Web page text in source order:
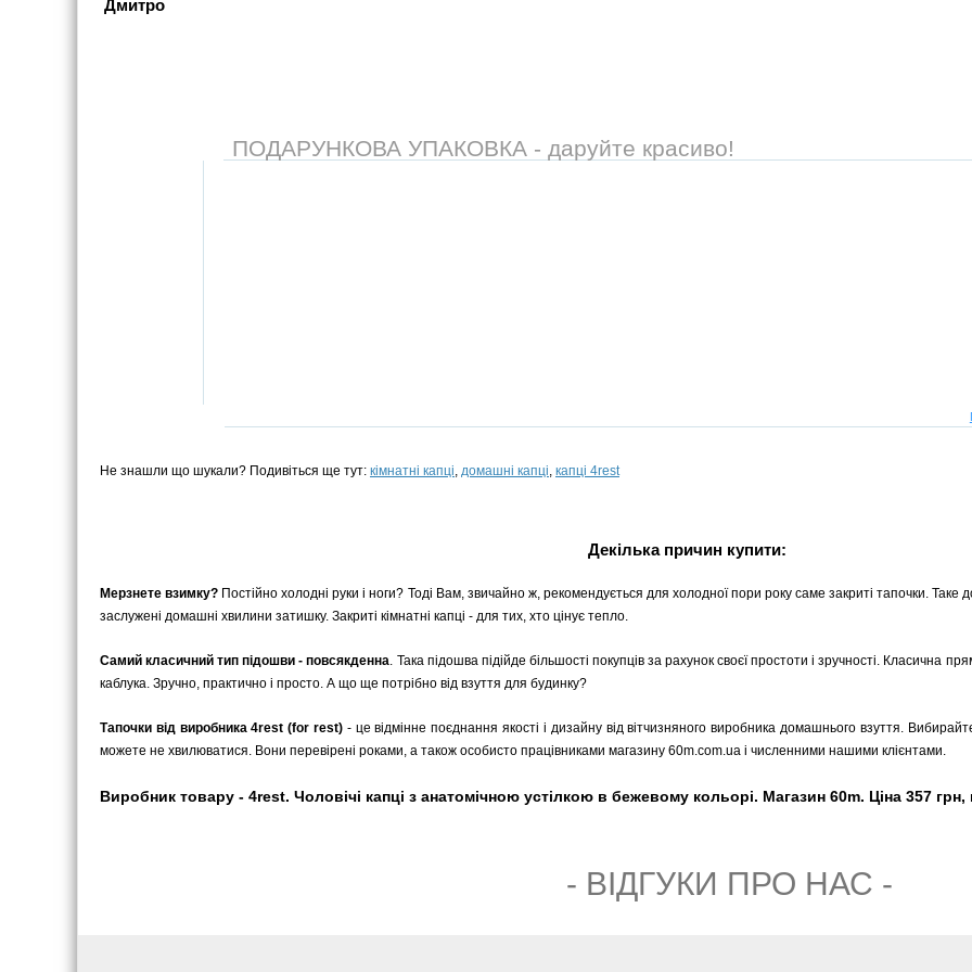
Дмитро
ПОДАРУНКОВА УПАКОВКА - даруйте красиво!
Не знашли що шукали? Подивіться ще тут: кімнатні капці, домашні капці, капці 4rest
Декілька причин купити:
Мерзнете взимку? Постійно холодні руки і ноги? Тоді Вам, звичайно ж, рекомендується для холодної пори року саме закриті тапочки. Таке
заслужені домашні хвилини затишку. Закриті кімнатні капці - для тих, хто цінує тепло.
Самий класичний тип підошви - повсякденна. Така підошва підійде більшості покупців за рахунок своєї простоти і зручності. Класична
каблука. Зручно, практично і просто. А що ще потрібно від взуття для будинку?
Тапочки від виробника 4rest (for rest) - це відмінне поєднання якості і дизайну від вітчизняного виробника домашнього взуття.
можете не хвилюватися. Вони перевірені роками, а також особисто працівниками магазину 60m.com.ua і численними нашими клієнтами.
Виробник товару - 4rest. Чоловічі капці з анатомічною устілкою в бежевому кольорі. Магазин 60m. Ціна 357 грн,
- ВIДГУКИ ПРО НАС -